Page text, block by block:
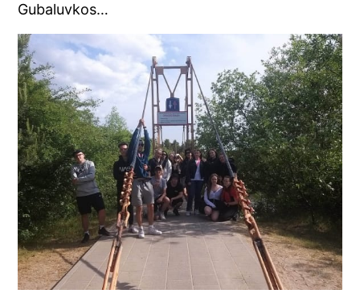
Gubaluvkos…